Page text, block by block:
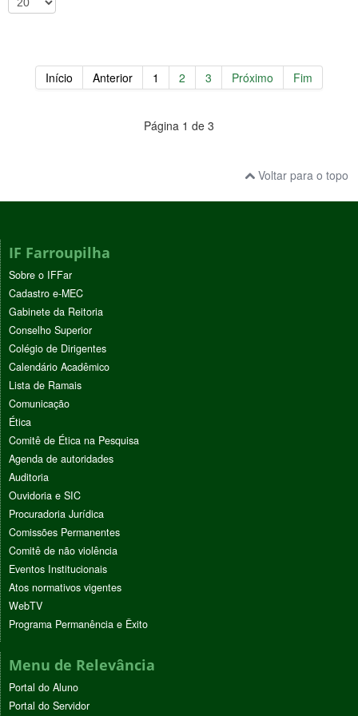
Início Anterior 1 2 3 Próximo Fim
Página 1 de 3
Voltar para o topo
IF Farroupilha
Sobre o IFFar
Cadastro e-MEC
Gabinete da Reitoria
Conselho Superior
Colégio de Dirigentes
Calendário Acadêmico
Lista de Ramais
Comunicação
Ética
Comitê de Ética na Pesquisa
Agenda de autoridades
Auditoria
Ouvidoria e SIC
Procuradoria Jurídica
Comissões Permanentes
Comitê de não violência
Eventos Institucionais
Atos normativos vigentes
WebTV
Programa Permanência e Êxito
Menu de Relevância
Portal do Aluno
Portal do Servidor